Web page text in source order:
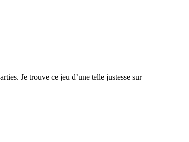
Je trouve ce jeu d’une telle justesse sur